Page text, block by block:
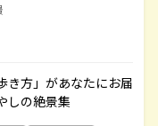
き方」があなたにお届
しの絶景集